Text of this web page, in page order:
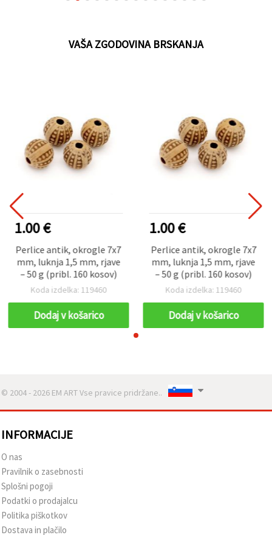
VAŠA ZGODOVINA BRSKANJA
1.00 €
Perlice antik, okrogle 7x7
mm, luknja 1,5 mm, rjave
– 50 g (pribl. 160 kosov)
Koda izdelka: 119460
Dodaj v košarico
1.00 €
Perlice antik, okrogle 7x7
mm, luknja 1,5 mm, rjave
– 50 g (pribl. 160 kosov)
Koda izdelka: 119460
Dodaj v košarico
© 2004 - 2026 EM ART Vse pravice pridržane..
INFORMACIJE
O nas
Pravilnik o zasebnosti
Splošni pogoji
Podatki o prodajalcu
Politika piškotkov
Dostava in plačilo